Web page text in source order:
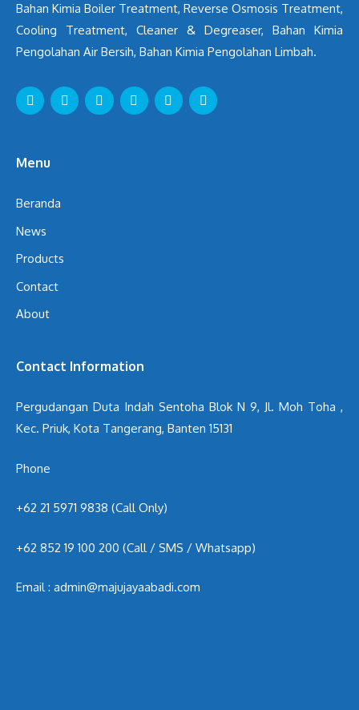
Bahan Kimia Boiler Treatment, Reverse Osmosis Treatment,
Cooling Treatment, Cleaner & Degreaser, Bahan Kimia
Pengolahan Air Bersih, Bahan Kimia Pengolahan Limbah.
Menu
Beranda
News
Products
Contact
About
Contact Information
Pergudangan Duta Indah Sentoha Blok N 9, Jl. Moh Toha ,
Kec. Priuk, Kota Tangerang, Banten 15131
Phone
+62 21 5971 9838 (Call Only)
+62 852 19 100 200 (Call / SMS / Whatsapp)
Email : admin@majujayaabadi.com